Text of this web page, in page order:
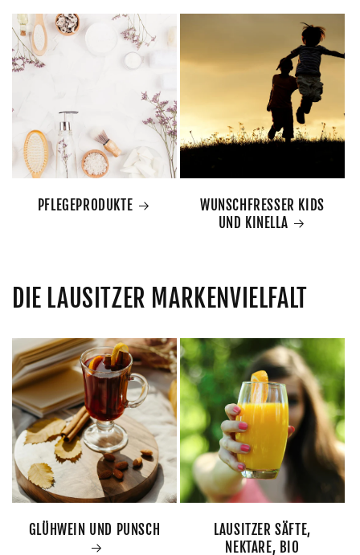
PFLEGEPRODUKTE
WUNSCHFRESSER KIDS
UND KINELLA
DIE LAUSITZER MARKENVIELFALT
GLÜHWEIN UND PUNSCH
LAUSITZER SÄFTE,
NEKTARE, BIO